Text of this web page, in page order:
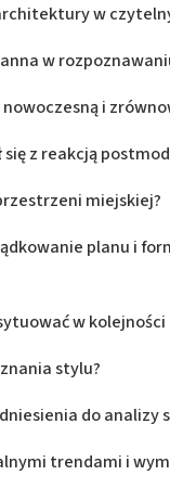
w
w
i
z reakcją
miejskiej?
planu i
w kolejności
stylu?
do analizy
trendami i